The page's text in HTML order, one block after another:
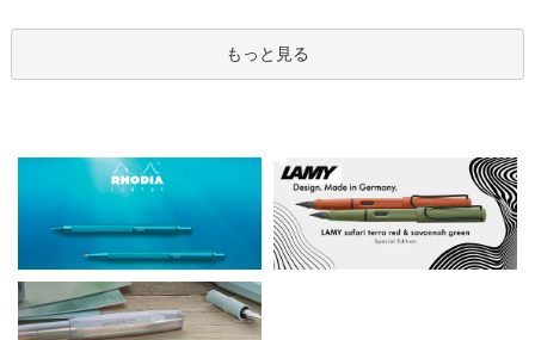
もっと見る